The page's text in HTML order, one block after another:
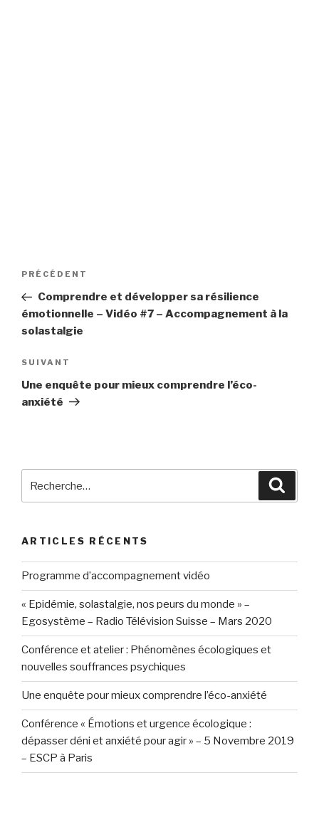
Navigation
l’article
Article
précédent
PRÉCÉDENT
Comprendre et développer sa résilience
émotionnelle – Vidéo #7 – Accompagnement à la
solastalgie
Article
suivant
SUIVANT
Une enquête pour mieux comprendre l’éco-
anxiété
pour
ARTICLES RÉCENTS
Programme d’accompagnement vidéo
« Epidémie, solastalgie, nos peurs du monde » –
Egosystème – Radio Télévision Suisse – Mars 2020
Conférence et atelier : Phénomènes écologiques et
nouvelles souffrances psychiques
Une enquête pour mieux comprendre l’éco-anxiété
Conférence « Émotions et urgence écologique :
dépasser déni et anxiété pour agir » – 5 Novembre 2019
– ESCP à Paris